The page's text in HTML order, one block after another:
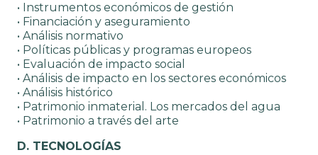
• Instrumentos económicos de gestión
• Financiación y aseguramiento
• Análisis normativo
• Políticas públicas y programas europeos
• Evaluación de impacto social
• Análisis de impacto en los sectores económicos
• Análisis histórico
• Patrimonio inmaterial. Los mercados del agua
• Patrimonio a través del arte
D. TECNOLOGÍAS